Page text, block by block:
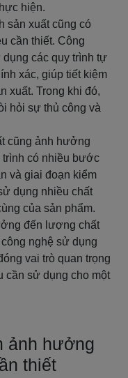
hiện.
sản xuất cũng có
cần thiết. Công
các quy trình tự
xác, giúp tiết kiệm
xuất. Trong khi đó,
hỏi sự thủ công và
cũng ảnh hưởng
có nhiều bước
và giai đoạn kiểm
dụng nhiều chất
của sản phẩm.
đến lượng chất
nghệ sử dụng
vai trò quan trọng
cần sử dụng cho một
ảnh hưởng
thiết